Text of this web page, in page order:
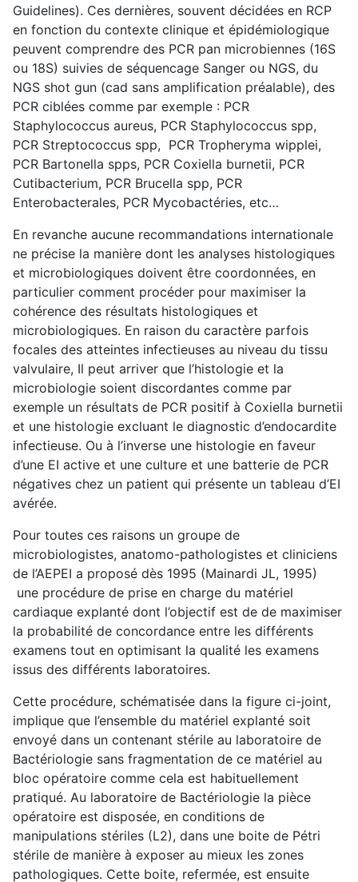
Guidelines). Ces dernières, souvent décidées en RCP
en fonction du contexte clinique et épidémiologique
peuvent comprendre des PCR pan microbiennes (16S
ou 18S) suivies de séquencage Sanger ou NGS, du
NGS shot gun (cad sans amplification préalable), des
PCR ciblées comme par exemple : PCR
Staphylococcus aureus, PCR Staphylococcus spp,
PCR Streptococcus spp, PCR Tropheryma wipplei,
PCR Bartonella spps, PCR Coxiella burnetii, PCR
Cutibacterium, PCR Brucella spp, PCR
Enterobacterales, PCR Mycobactéries, etc…
En revanche aucune recommandations internationale
ne précise la manière dont les analyses histologiques
et microbiologiques doivent être coordonnées, en
particulier comment procéder pour maximiser la
cohérence des résultats histologiques et
microbiologiques. En raison du caractère parfois
focales des atteintes infectieuses au niveau du tissu
valvulaire, Il peut arriver que l’histologie et la
microbiologie soient discordantes comme par
exemple un résultats de PCR positif à Coxiella burnetii
et une histologie excluant le diagnostic d’endocardite
infectieuse. Ou à l’inverse une histologie en faveur
d’une EI active et une culture et une batterie de PCR
négatives chez un patient qui présente un tableau d’EI
avérée.
Pour toutes ces raisons un groupe de
microbiologistes, anatomo-pathologistes et cliniciens
de l’AEPEI a proposé dès 1995 (Mainardi JL, 1995)
une procédure de prise en charge du matériel
cardiaque explanté dont l’objectif est de de maximiser
la probabilité de concordance entre les différents
examens tout en optimisant la qualité les examens
issus des différents laboratoires.
Cette procédure, schématisée dans la figure ci-joint,
implique que l’ensemble du matériel explanté soit
envoyé dans un contenant stérile au laboratoire de
Bactériologie sans fragmentation de ce matériel au
bloc opératoire comme cela est habituellement
pratiqué. Au laboratoire de Bactériologie la pièce
opératoire est disposée, en conditions de
manipulations stériles (L2), dans une boite de Pétri
stérile de manière à exposer au mieux les zones
pathologiques. Cette boite, refermée, est ensuite